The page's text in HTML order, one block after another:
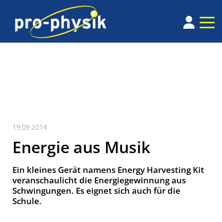
19.09.2014
Energie aus Musik
Ein kleines Gerät namens Energy Harvesting Kit
veranschaulicht die Energiegewinnung aus
Schwingungen. Es eignet sich auch für die
Schule.